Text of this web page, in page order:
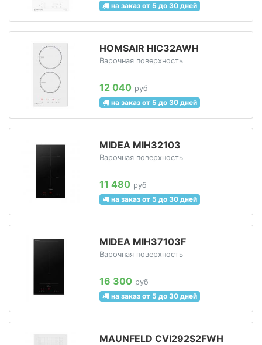
на заказ от 5 до 30 дней
HOMSAIR HIC32AWH
Варочная поверхность
12 040 руб
на заказ от 5 до 30 дней
MIDEA MIH32103
Варочная поверхность
11 480 руб
на заказ от 5 до 30 дней
MIDEA MIH37103F
Варочная поверхность
16 300 руб
на заказ от 5 до 30 дней
MAUNFELD CVI292S2FWH